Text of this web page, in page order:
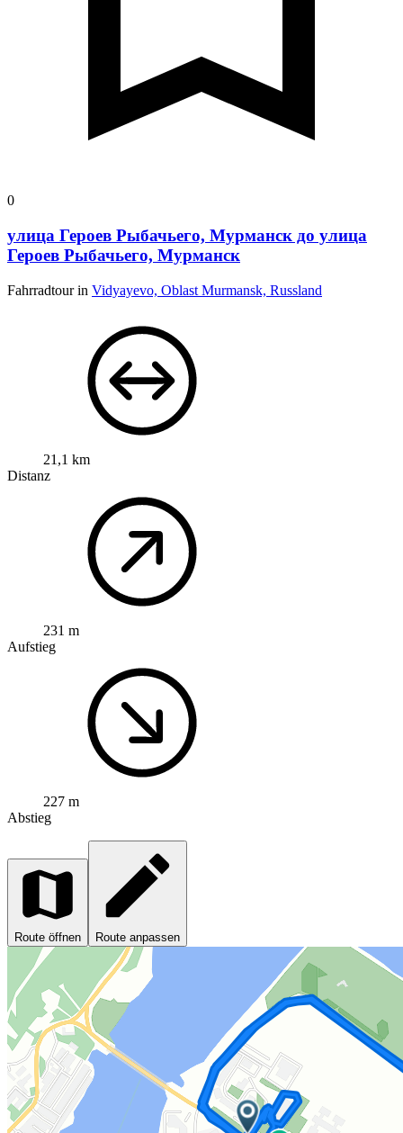
0
улица Героев Рыбачьего, Мурманск до улица
Героев Рыбачьего, Мурманск
Fahrradtour in Vidyayevo, Oblast Murmansk, Russland
21,1 km
Distanz
231 m
Aufstieg
227 m
Abstieg
Route öffnen Route anpassen